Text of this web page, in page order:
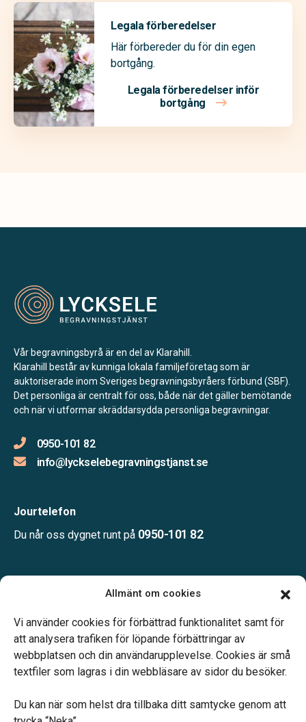
Allmänt om cookies
Vi använder cookies för förbättrad funktionalitet samt för
att analysera trafiken för löpande förbättringar av
webbplatsen och din användarupplevelse. Cookies är små
textfiler som lagras i din webbläsare av sidor du besöker.
Du kan när som helst dra tillbaka ditt samtycke genom att
Legala förberedelser
Här förbereder du för din egen
bortgång.
Legala förberedelser inför
bortgång
Vår begravningsbyrå är en del av Klarahill.
Klarahill består av kunniga lokala familjeföretag som är
auktoriserade inom Sveriges begravningsbyråers förbund (SBF).
Det personliga är centralt för oss, både när det gäller bemötande
och när vi utformar skräddarsydda personliga begravningar.
0950-101 82
info@lyckselebegravningstjanst.se
Jourtelefon
Du når oss dygnet runt på 0950-101 82
Övrig tid enligt överenskommelse.
Vårt systerbolag Verahill hjälper dig med familjejuridiken –